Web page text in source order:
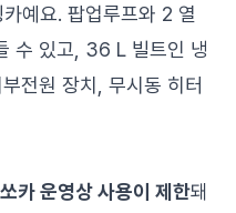
예요. 팝업루프와 2 열
수 있고, 36 L 빌트인 냉
전원 장치, 무시동 히터
카 운영상 사용이 제한돼